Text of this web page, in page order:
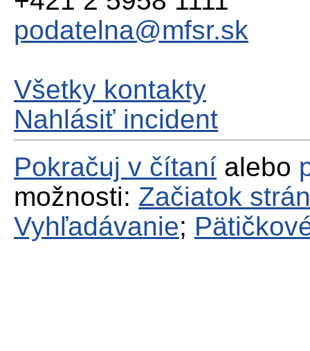
podatelna@mfsr.sk
Všetky kontakty
Nahlásiť incident
Pokračuj v čítaní alebo
možnosti: Začiatok
Vyhľadávanie;